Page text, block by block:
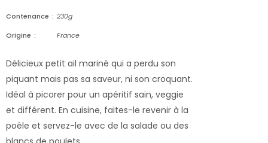
Contenance
230g
Origine
France
Délicieux petit ail mariné qui a perdu son
piquant mais pas sa saveur, ni son croquant.
Idéal à picorer pour un apéritif sain, veggie
et différent. En cuisine, faites-le revenir à la
poêle et servez-le avec de la salade ou des